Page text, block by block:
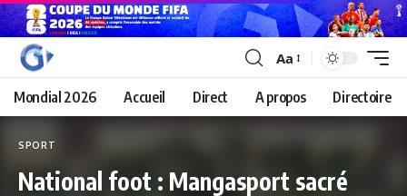
Aa
Mondial 2026 Accueil Direct A propos Directoire
SPORT
National foot : Mangasport sacré